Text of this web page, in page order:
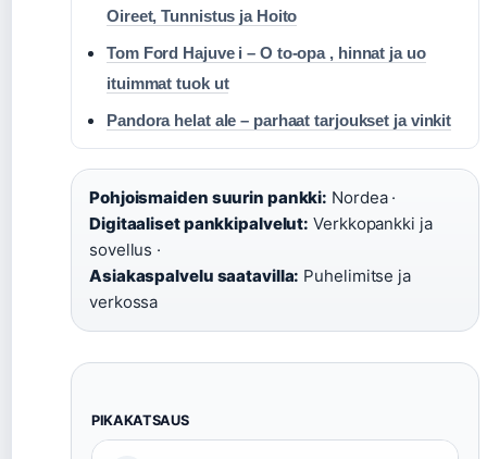
Oireet, Tunnistus ja Hoito
Tom Ford Hajuve i – O to-opa , hinnat ja uo
ituimmat tuok ut
Pandora helat ale – parhaat tarjoukset ja vinkit
Pohjoismaiden suurin pankki: Nordea ·
Digitaaliset pankkipalvelut: Verkkopankki ja
sovellus ·
Asiakaspalvelu saatavilla: Puhelimitse ja
verkossa
PIKAKATSAUS